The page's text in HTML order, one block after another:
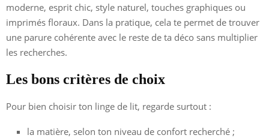
moderne, esprit chic, style naturel, touches graphiques ou
imprimés floraux. Dans la pratique, cela te permet de trouver
une parure cohérente avec le reste de ta déco sans multiplier
les recherches.
Les bons critères de choix
Pour bien choisir ton linge de lit, regarde surtout :
la matière, selon ton niveau de confort recherché ;